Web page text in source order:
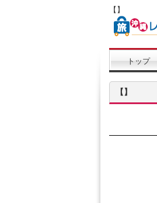
【】
トップ
【】